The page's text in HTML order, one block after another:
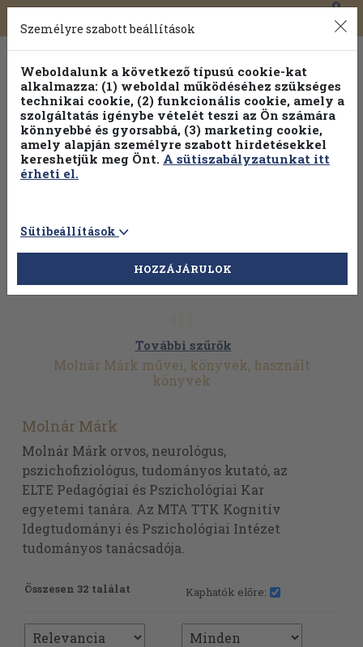
Toggle
navigation
0
További szűrők
Molnár Márk művei, könyvek, használt
könyvek
Molnár Márk
Molnár Márk orvos, neurológus,
pszichofiziológus, tudományos kutató, az
ELTE Pedagógiai és Pszichológiai Kar
egyetemi tanára. Az MTA TTK Kognitív
Idegtudományi és Pszichológiai Intézet
tudományos tanácsadója.
Összesen 32 találat Kaphatók előre:
Személyre szabott beállítások
Weboldalunk a következő típusú cookie-kat
alkalmazza: (1) weboldal működéséhez szükséges
technikai cookie, (2) funkcionális cookie, amely a
szolgáltatás igénybe vételét teszi az Ön számára
könnyebbé és gyorsabbá, (3) marketing cookie,
amely alapján személyre szabott hirdetésekkel
kereshetjük meg Önt. A sütiszabályzatunkat itt
érheti el.
Sütibeállítások
HOZZÁJÁRULOK